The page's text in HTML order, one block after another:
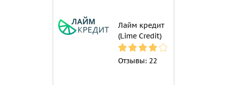
Лайм кредит
(Lime Credit)
Отзывы: 22